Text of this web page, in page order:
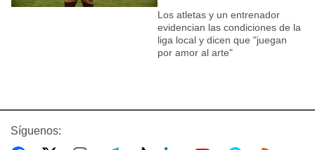
Los atletas y un entrenador
evidencian las condiciones de la
liga local y dicen que "juegan
por amor al arte"
Síguenos: